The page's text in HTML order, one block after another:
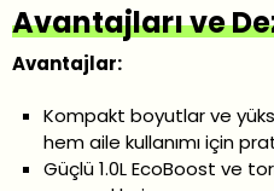
Avantajları ve
Avantajlar:
Kompakt boyutlar ve
hem aile kullanımı için
Güçlü 1.0L EcoBoost ve